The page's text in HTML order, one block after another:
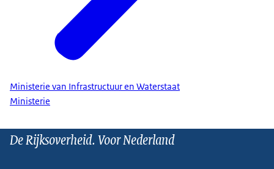
Ministerie van Infrastructuur en Waterstaat
Ministerie
De Rijksoverheid. Voor Nederland